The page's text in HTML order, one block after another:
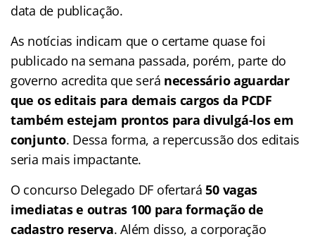
data de publicação.
As notícias indicam que o certame quase foi
publicado na semana passada, porém, parte do
governo acredita que será necessário aguardar
que os editais para demais cargos da PCDF
também estejam prontos para divulgá-los em
conjunto. Dessa forma, a repercussão dos editais
seria mais impactante.
O concurso Delegado DF ofertará50 vagas
imediatas e outras 100 para formação de
cadastro reserva. Além disso, a corporação